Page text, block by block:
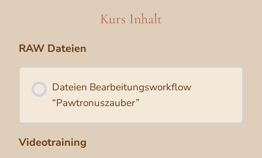
Kurs Inhalt
RAW Dateien
Dateien Bearbeitungsworkflow
“Pawtronuszauber”
Videotraining